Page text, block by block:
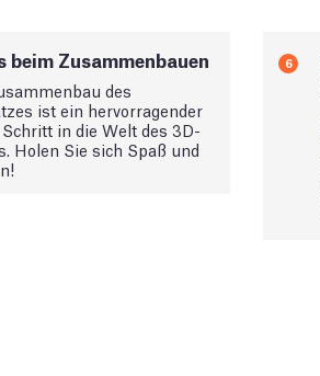
beim Zusammenbauen
des
ist ein hervorragender
in die Welt des 3D-
Holen Sie sich Spaß und
6